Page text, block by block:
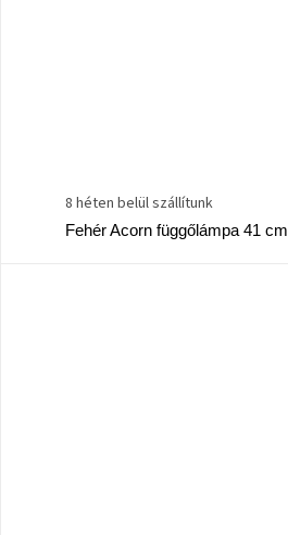
Fehér Acorn függőlámpa 41 cm
8 héten belül szállítunk